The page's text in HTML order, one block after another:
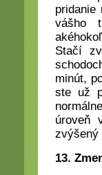
pridanie
vášho
Stačí
minút,
ste už
úroveň
zvýšený
13.